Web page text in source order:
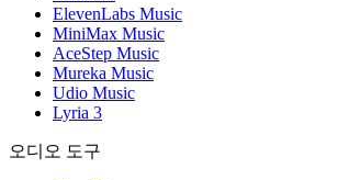
ElevenLabs Music
MiniMax Music
AceStep Music
Mureka Music
Udio Music
Lyria 3
오디오 도구